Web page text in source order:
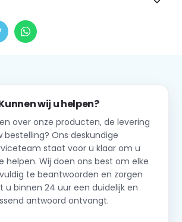
wij u helpen?
over onze producten, de levering
bestelling? Ons deskundige
staat voor u klaar om u
helpen. Wij doen ons best om elke
te beantwoorden en zorgen
u binnen 24 uur een duidelijk en
antwoord ontvangt.